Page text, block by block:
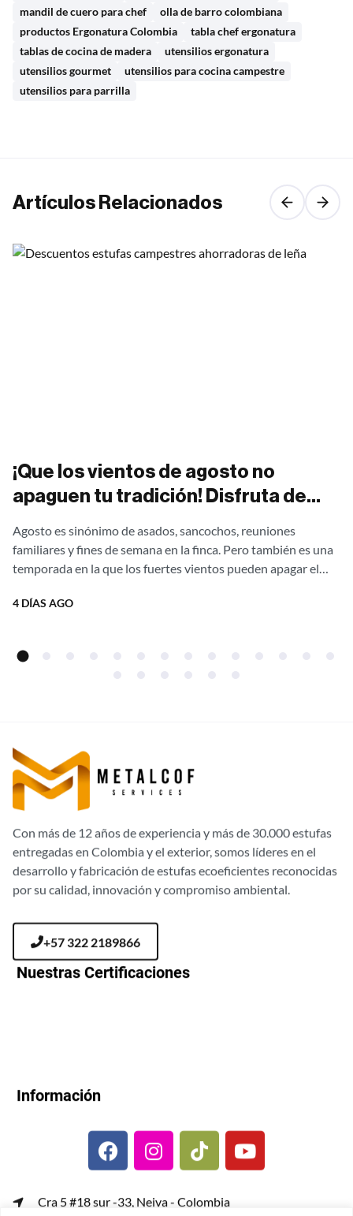
mandil de cuero para chef
olla de barro colombiana
productos Ergonatura Colombia
tabla chef ergonatura
tablas de cocina de madera
utensilios ergonatura
utensilios gourmet
utensilios para cocina campestre
utensilios para parrilla
Artículos Relacionados
¡Que los vientos de agosto no
apaguen tu tradición! Disfruta de
humo con nuestras estufas
campestres Ergonatura. ¡Aprovecha
el 20% de descuento directo de
Agosto es sinónimo de asados, sancochos, reuniones
familiares y fines de semana en la finca. Pero también es una
temporada en la que los fuertes vientos pueden apagar el
4 DÍAS AGO
Con más de 12 años de experiencia y más de 30.000 estufas
entregadas en Colombia y el exterior, somos líderes en el
desarrollo y fabricación de estufas ecoeficientes reconocidas
por su calidad, innovación y compromiso ambiental.
+57 322 2189866
Nuestras Certificaciones
Información
Cra 5 #18 sur -33, Neiva - Colombia